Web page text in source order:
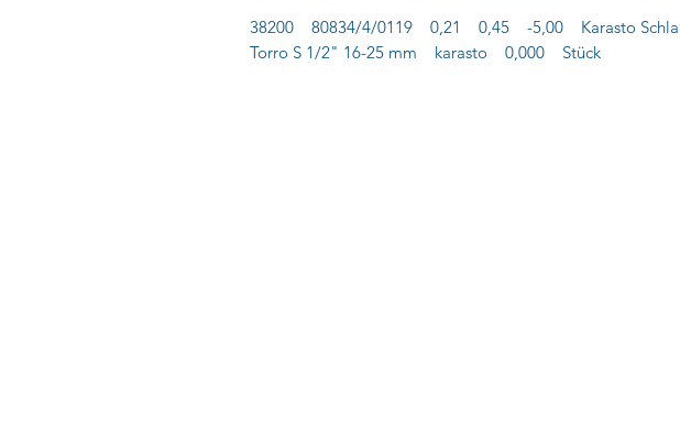
38200 80834/4/0119 0,21 0,45 -5,00 Karasto
Torro S 1/2" 16-25 mm karasto 0,000 Stück